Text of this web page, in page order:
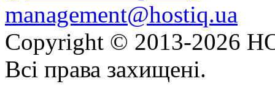
management@hostiq.ua
Copyright © 2013-2026
Всі права захищені.